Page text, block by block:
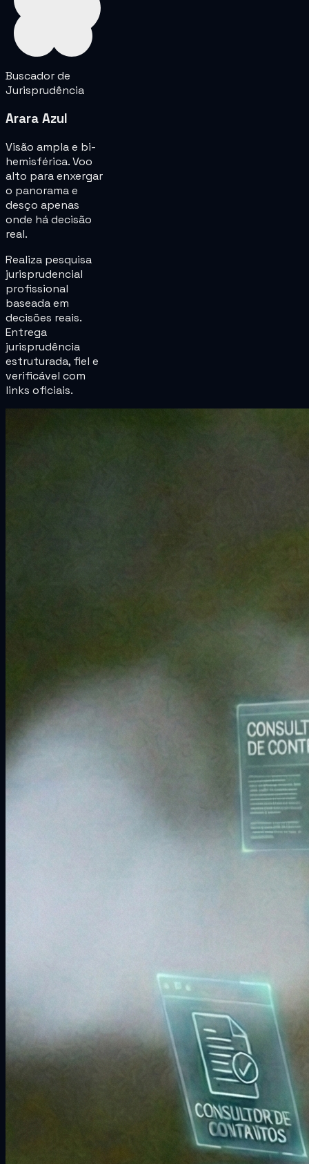
Buscador de
Jurisprudência
Arara Azul
Visão ampla e bi-
hemisférica. Voo
alto para enxergar
o panorama e
desço apenas
onde há decisão
real.
Realiza pesquisa
jurisprudencial
profissional
baseada em
decisões reais.
Entrega
jurisprudência
estruturada, fiel e
verificável com
links oficiais.